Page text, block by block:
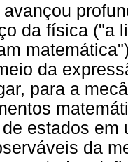
da física ("a
da
para a
estados em
da